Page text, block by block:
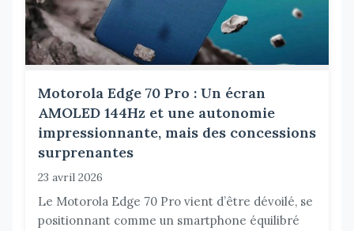
Motorola Edge 70 Pro : Un écran
AMOLED 144Hz et une autonomie
impressionnante, mais des concessions
surprenantes
23 avril 2026
Le Motorola Edge 70 Pro vient d’être dévoilé, se
positionnant comme un smartphone équilibré